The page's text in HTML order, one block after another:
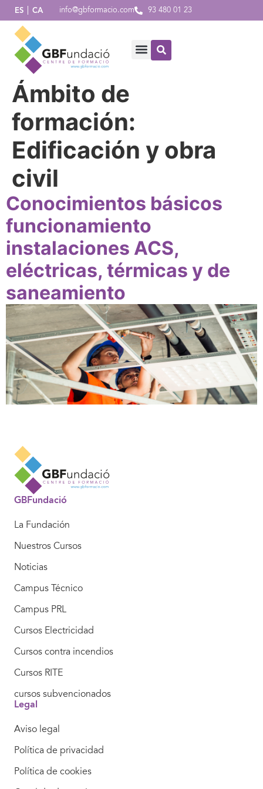
ES CA info@gbformacio.com 93 480 01 23
Ámbito de
formación:
Edificación y obra
civil
Conocimientos básicos
funcionamiento
instalaciones ACS,
eléctricas, térmicas y de
saneamiento
GBFundació
La Fundación
Nuestros Cursos
Noticias
Campus Técnico
Campus PRL
Cursos Electricidad
Cursos contra incendios
Cursos RITE
cursos subvencionados
Legal
Aviso legal
Política de privacidad
Política de cookies